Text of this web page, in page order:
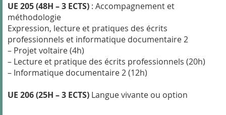
UE 205 (48H – 3 ECTS) : Accompagnement et
méthodologie
Expression, lecture et pratiques des écrits
professionnels et informatique documentaire 2
– Projet voltaire (4h)
– Lecture et pratique des écrits professionnels (20h)
– Informatique documentaire 2 (12h)
UE 206 (25H – 3 ECTS) Langue vivante ou option